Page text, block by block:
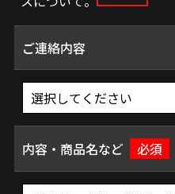
ご連絡内容
内容・商品名など 必須